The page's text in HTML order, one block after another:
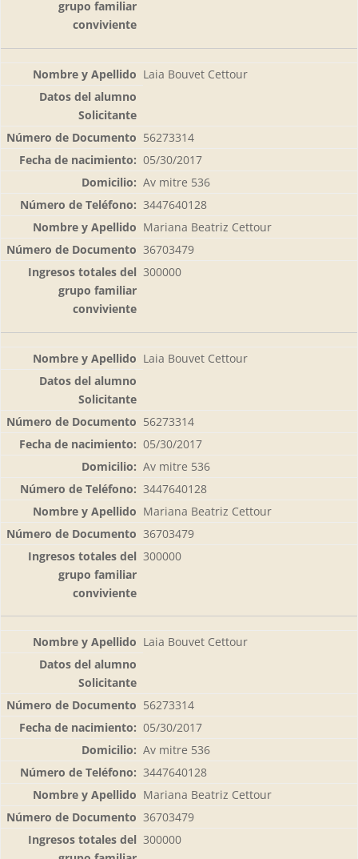
Laia Bouvet Cettour
56273314
05/30/2017
Av mitre 536
3447640128
Mariana Beatriz Cettour
36703479
300000
Laia Bouvet Cettour
56273314
05/30/2017
Av mitre 536
3447640128
Mariana Beatriz Cettour
36703479
300000
Laia Bouvet Cettour
56273314
05/30/2017
Av mitre 536
3447640128
Mariana Beatriz Cettour
36703479
300000